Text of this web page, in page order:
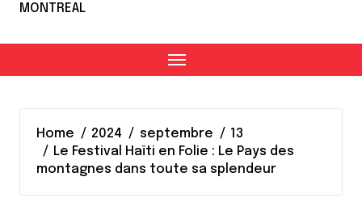
MONTREAL
Home 2024 septembre
13
Le Festival Haïti en Folie : Le Pays des
montagnes dans toute sa splendeur